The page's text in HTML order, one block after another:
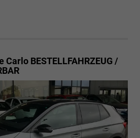
drucken
Carlo BESTELLFAHRZEUG /